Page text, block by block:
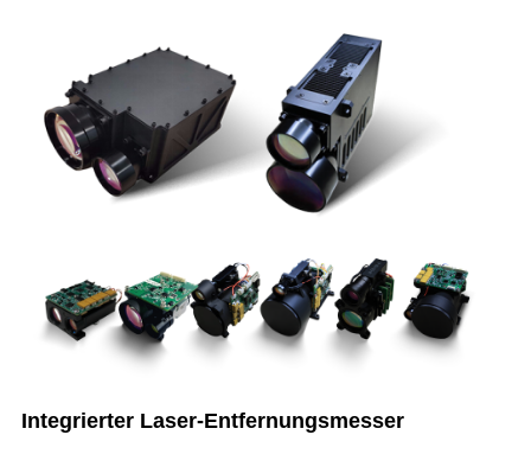
Integrierter Laser-Entfernungsmesser